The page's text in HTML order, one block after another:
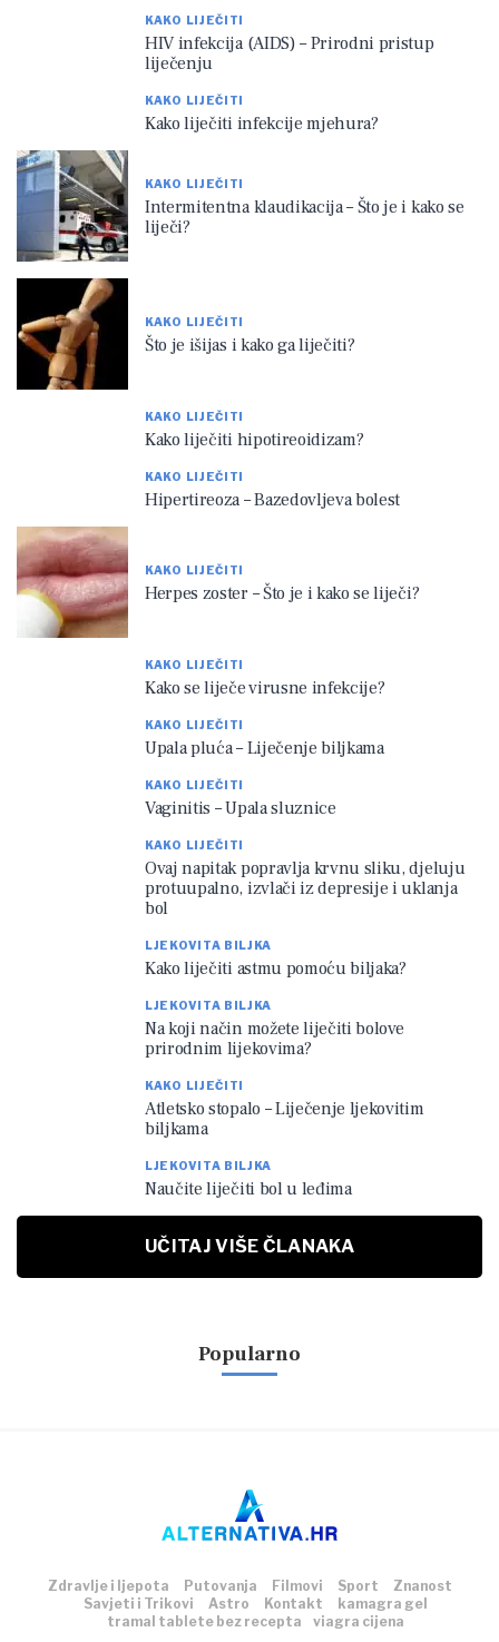
KAKO LIJEČITI
HIV infekcija (AIDS) – Prirodni pristup
liječenju
KAKO LIJEČITI
Kako liječiti infekcije mjehura?
KAKO LIJEČITI
Intermitentna klaudikacija – Što je i kako se
liječi?
KAKO LIJEČITI
Što je išijas i kako ga liječiti?
KAKO LIJEČITI
Kako liječiti hipotireoidizam?
KAKO LIJEČITI
Hipertireoza – Bazedovljeva bolest
KAKO LIJEČITI
Herpes zoster – Što je i kako se liječi?
KAKO LIJEČITI
Kako se liječe virusne infekcije?
KAKO LIJEČITI
Upala pluća – Liječenje biljkama
KAKO LIJEČITI
Vaginitis – Upala sluznice
KAKO LIJEČITI
Ovaj napitak popravlja krvnu sliku, djeluju
protuupalno, izvlači iz depresije i uklanja
bol
LJEKOVITA BILJKA
Kako liječiti astmu pomoću biljaka?
LJEKOVITA BILJKA
Na koji način možete liječiti bolove
prirodnim lijekovima?
KAKO LIJEČITI
Atletsko stopalo – Liječenje ljekovitim
biljkama
LJEKOVITA BILJKA
Naučite liječiti bol u leđima
UČITAJ VIŠE ČLANAKA
Popularno
Zdravlje i ljepota Putovanja Filmovi Sport
Znanost
Savjeti i Trikovi
Astro Kontakt
kamagra gel
tramal tablete bez recepta
viagra cijena